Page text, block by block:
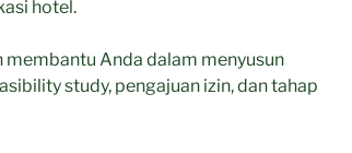
hotel.
membantu Anda dalam menyusun
study, pengajuan izin, dan tahap